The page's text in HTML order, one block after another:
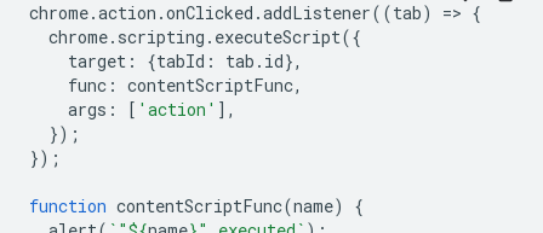
chrome.action .onClicked .addListener((tab) => {
chrome. scripting . executeScript({
target : {tabId : tab . id},
func : contentScriptFunc,
args : [ 'action' ],
});
});
function contentScriptFunc(name)
{